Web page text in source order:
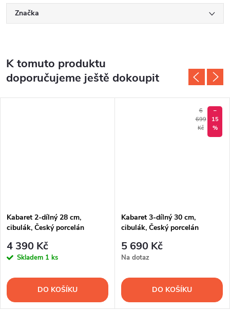
Značka
K tomuto produktu
doporučujeme ještě dokoupit
Kabaret 2-dílný 28 cm,
cibulák, Český porcelán
4 390 Kč
Skladem 1 ks
DO KOŠÍKU
6
699
Kč
–
15
%
Kabaret 3-dílný 30 cm,
cibulák, Český porcelán
5 690 Kč
Na dotaz
DO KOŠÍKU